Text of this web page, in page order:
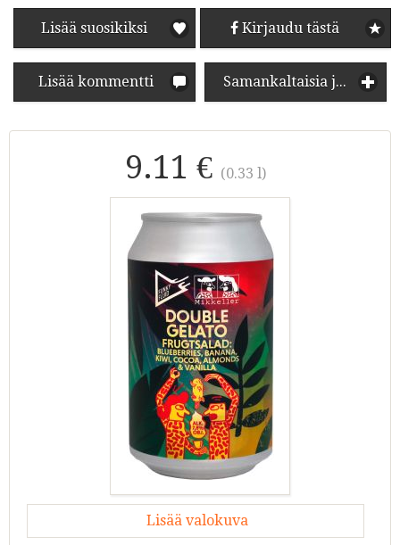
Lisää suosikiksi Kirjaudu tästä
Lisää kommentti Samankaltaisia juomia
9.11 € (0.33 l)
Lisää valokuva